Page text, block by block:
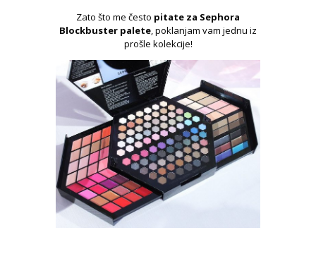
Zato što me često pitate za Sephora
Blockbuster palete, poklanjam vam jednu iz
prošle kolekcije!